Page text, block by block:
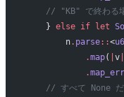
// "KB" で終わる
    }
else if let
        n
. parse::<
            .
map( v|
            .
map_err
// すべて None だ